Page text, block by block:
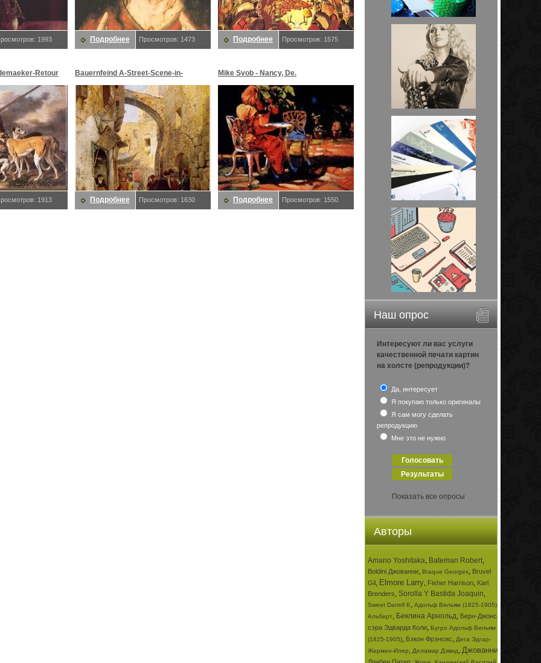
Наш опрос
Интересуют ли вас услуги
качественной печати картин
на холсте (репродукции)?
Да, интересует
Я покупаю только оригиналы
Я сам могу сделать
репродукцию
Мне это не нужно
Показать все опросы
Авторы
Amano Yoshitaka, Bateman Robert,
Boldini Джованни, Braque Georges, Bruvel
Gil, Elmore Larry, Fisher Harrison, Karl
Brenders, Sorolla Y Bastida Joaquin,
Sweet Darrell K, Адольф Вильям (1825-1905)
Альберт, Беклина Арнольд, Берн-Джонса
сэра Эдварда Коли, Бугро Адольф Вильям
(1825-1905), Бэкон Фрэнсис, Дега Эдгар-
Жермен-Илер, Деламар Дэвид, Джованни
1993 Подробнее Просмотров: 1473 Подробнее Просмотров: 1575
Retour
1913
Bauernfeind A-Street-Scene-in-
Jerusalem-sj. Bauernfeind,
Подробнее Просмотров: 1630
Mike Svob - Nancy, De.
Подробнее Просмотров: 1550